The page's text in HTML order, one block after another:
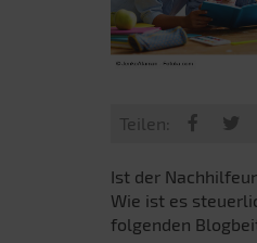
Teilen:
Ist der
Wie ist es
folgenden